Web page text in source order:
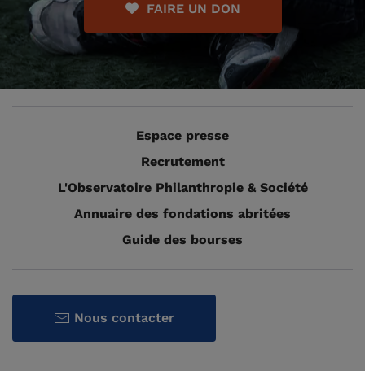
FAIRE UN DON
Espace presse
Recrutement
L'Observatoire Philanthropie & Société
Annuaire des fondations abritées
Guide des bourses
Nous contacter